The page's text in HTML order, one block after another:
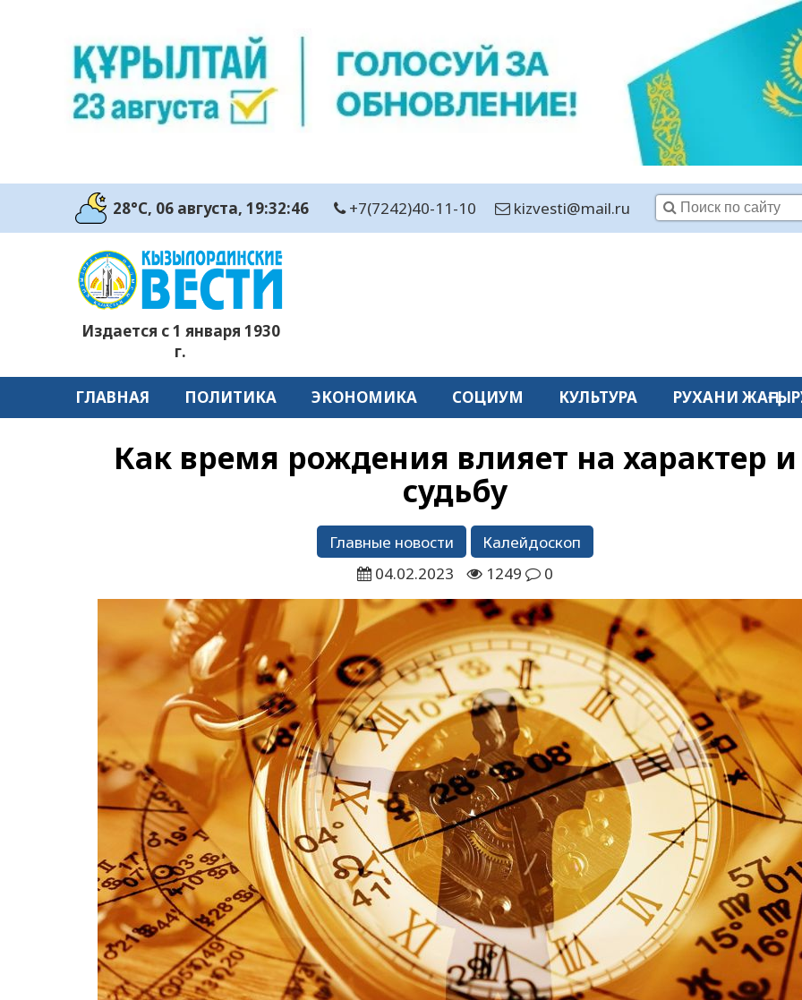
28°C, 06 августа, 19:32:47 +7(7242)40-11-10 kizvesti@mail.ru
Издается с 1 января 1930
г.
ГЛАВНАЯ ПОЛИТИКА ЭКОНОМИКА СОЦИУМ КУЛЬТУРА РУХАНИ
Как время рождения влияет на характер и
судьбу
Главные новости
Калейдоскоп
04.02.2023
1249 0